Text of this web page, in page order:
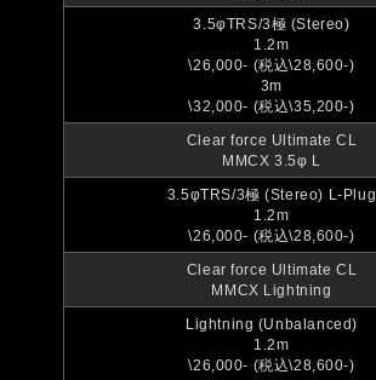
3.5φTRS/3極 (Stereo)
1.2m
\26,000- (税込\28,600-)
3m
\32,000- (税込\35,200-)
Clear force Ultimate CL
MMCX 3.5φ L
3.5φTRS/3極 (Stereo) L-Plug
1.2m
\26,000- (税込\28,600-)
Clear force Ultimate CL
MMCX Lightning
Lightning (Unbalanced)
1.2m
\26,000- (税込\28,600-)